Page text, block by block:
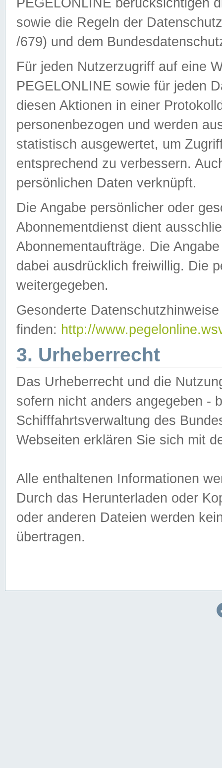
sowie die Regeln der
/679) und dem
Für jeden Nutzerzugriff auf eine
PEGELONLINE sowie für jeden
diesen Aktionen in einer
personenbezogen und werden
statistisch ausgewertet, um
entsprechend zu verbessern.
persönlichen Daten verknüpft.
Die Angabe persönlicher oder
Abonnementdienst dient
Abonnementaufträge. Die
dabei ausdrücklich freiwillig. Die
weitergegeben.
Gesonderte
finden: http://
3. Urheberrecht
Das Urheberrecht und die
sofern nicht anders angegeben -
Schifffahrtsverwaltung des
Webseiten erklären Sie sich mit
Alle enthaltenen Informationen
Durch das Herunterladen oder
oder anderen Dateien werden
übertragen.